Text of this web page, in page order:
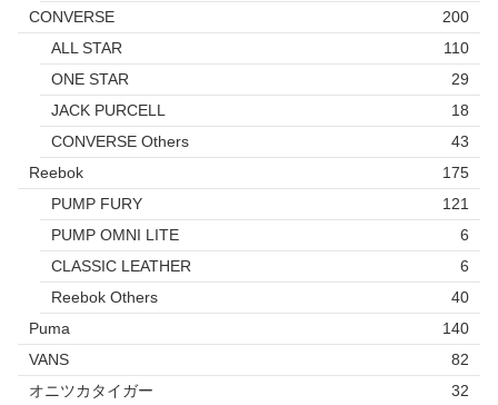
CONVERSE
200
ALL STAR
110
ONE STAR
29
JACK PURCELL
18
CONVERSE Others
43
Reebok
175
PUMP FURY
121
PUMP OMNI LITE
6
CLASSIC LEATHER
6
Reebok Others
40
Puma
140
VANS
82
オニツカタイガー
32